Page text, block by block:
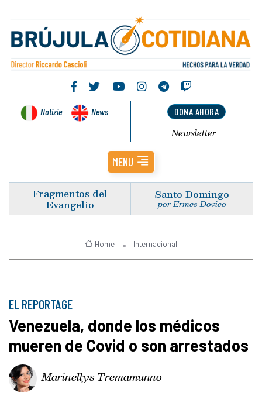
Notizie News DONA AHORA
Newsletter
MENU
Fragmentos del
Evangelio
Santo Domingo
por Ermes Dovico
Home Internacional
EL REPORTAGE
Venezuela, donde los médicos
mueren de Covid o son arrestados
Marinellys Tremamunno